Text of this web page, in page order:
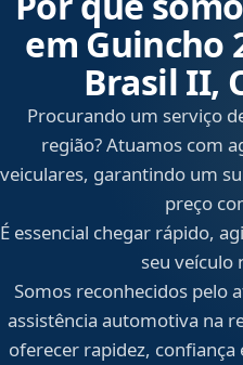
em Guincho
Brasil II,
Procurando um serviço
região? Atuamos com
veiculares, garantindo um
preço
É essencial chegar rápido,
seu veículo
Somos reconhecidos pelo
assistência automotiva na
oferecer rapidez,